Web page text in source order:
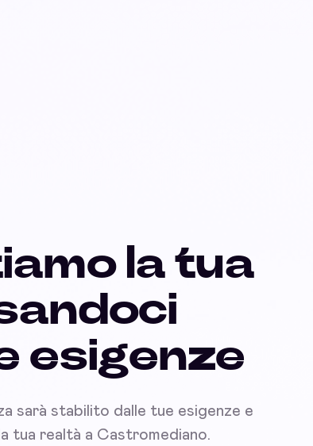
la tua
esigenze
sarà stabilito dalle tue esigenze e
tua realtà a Castromediano.